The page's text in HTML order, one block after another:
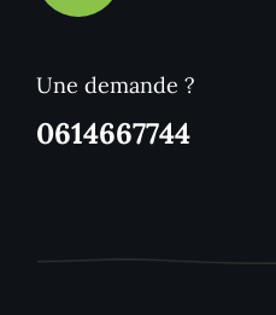
Une demande ?
0614667744